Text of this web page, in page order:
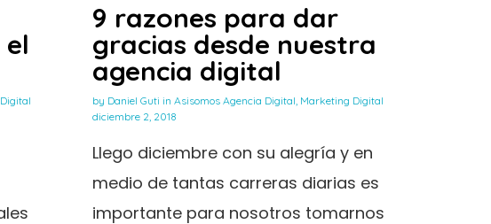
9 razones para dar
gracias desde nuestra
agencia digital
by Daniel Guti in Asisomos Agencia Digital, Marketing Digital
diciembre 2, 2018
Llego diciembre con su alegría y en
medio de tantas carreras diarias es
importante para nosotros tomarnos